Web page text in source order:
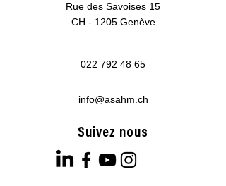
Rue des Savoises 15
CH - 1205 Genève
022 792 48 65
info@asahm.ch
Suivez nous